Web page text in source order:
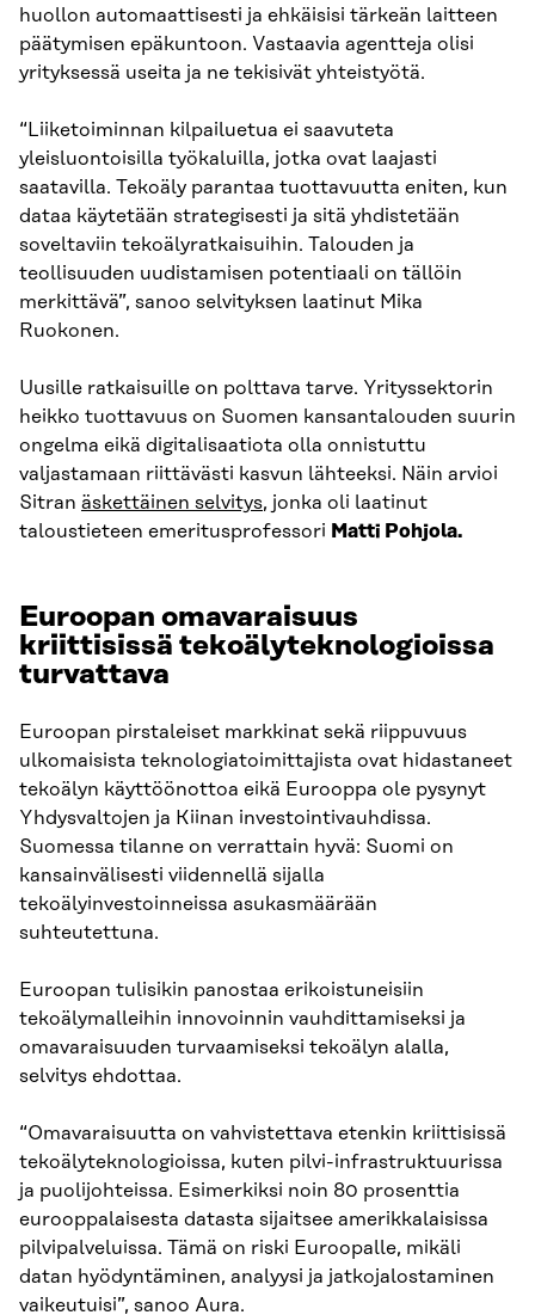
huollon automaattisesti ja ehkäisisi tärkeän laitteen
päätymisen epäkuntoon. Vastaavia agentteja olisi
yrityksessä useita ja ne tekisivät yhteistyötä.
“Liiketoiminnan kilpailuetua ei saavuteta
yleisluontoisilla työkaluilla, jotka ovat laajasti
saatavilla. Tekoäly parantaa tuottavuutta eniten, kun
dataa käytetään strategisesti ja sitä yhdistetään
soveltaviin tekoälyratkaisuihin. Talouden ja
teollisuuden uudistamisen potentiaali on tällöin
merkittävä”, sanoo selvityksen laatinut Mika
Ruokonen.
Uusille ratkaisuille on polttava tarve. Yrityssektorin
heikko tuottavuus on Suomen kansantalouden suurin
ongelma eikä digitalisaatiota olla onnistuttu
valjastamaan riittävästi kasvun lähteeksi. Näin arvioi
Sitran äskettäinen selvitys, jonka oli laatinut
taloustieteen emeritusprofessori Matti Pohjola.
Euroopan omavaraisuus
kriittisissä tekoälyteknologioissa
turvattava
Euroopan pirstaleiset markkinat sekä riippuvuus
ulkomaisista teknologiatoimittajista ovat hidastaneet
tekoälyn käyttöönottoa eikä Eurooppa ole pysynyt
Yhdysvaltojen ja Kiinan investointivauhdissa.
Suomessa tilanne on verrattain hyvä: Suomi on
kansainvälisesti viidennellä sijalla
tekoälyinvestoinneissa asukasmäärään
suhteutettuna.
Euroopan tulisikin panostaa erikoistuneisiin
tekoälymalleihin innovoinnin vauhdittamiseksi ja
omavaraisuuden turvaamiseksi tekoälyn alalla,
selvitys ehdottaa.
“Omavaraisuutta on vahvistettava etenkin kriittisissä
tekoälyteknologioissa, kuten pilvi-infrastruktuurissa
ja puolijohteissa. Esimerkiksi noin 80 prosenttia
eurooppalaisesta datasta sijaitsee amerikkalaisissa
pilvipalveluissa. Tämä on riski Euroopalle, mikäli
datan hyödyntäminen, analyysi ja jatkojalostaminen
vaikeutuisi”, sanoo Aura.